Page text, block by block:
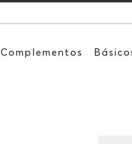
Recibe: 15%OFF
Complementos